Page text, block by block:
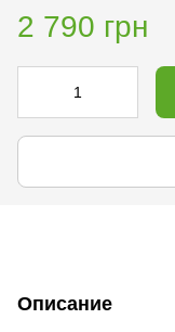
2 790 грн
Описание